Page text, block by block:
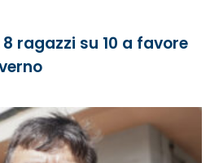
ragazzi su 10 a favore